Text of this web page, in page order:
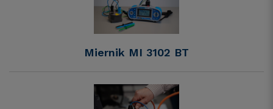
Miernik MI 3102 BT